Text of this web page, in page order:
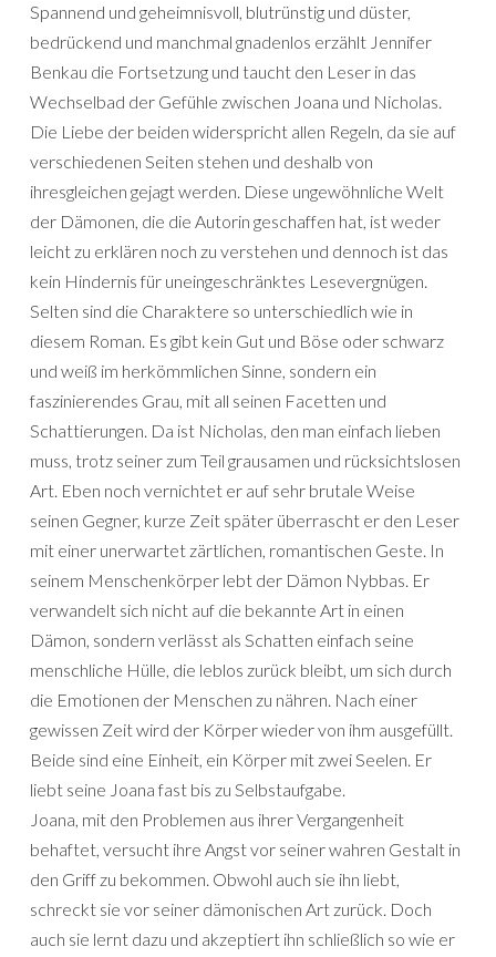
Spannend und geheimnisvoll, blutrünstig und düster,
bedrückend und manchmal gnadenlos erzählt Jennifer
Benkau die Fortsetzung und taucht den Leser in das
Wechselbad der Gefühle zwischen Joana und Nicholas.
Die Liebe der beiden widerspricht allen Regeln, da sie auf
verschiedenen Seiten stehen und deshalb von
ihresgleichen gejagt werden. Diese ungewöhnliche Welt
der Dämonen, die die Autorin geschaffen hat, ist weder
leicht zu erklären noch zu verstehen und dennoch ist das
kein Hindernis für uneingeschränktes Lesevergnügen.
Selten sind die Charaktere so unterschiedlich wie in
diesem Roman. Es gibt kein Gut und Böse oder schwarz
und weiß im herkömmlichen Sinne, sondern ein
faszinierendes Grau, mit all seinen Facetten und
Schattierungen. Da ist Nicholas, den man einfach lieben
muss, trotz seiner zum Teil grausamen und rücksichtslosen
Art. Eben noch vernichtet er auf sehr brutale Weise
seinen Gegner, kurze Zeit später überrascht er den Leser
mit einer unerwartet zärtlichen, romantischen Geste. In
seinem Menschenkörper lebt der Dämon Nybbas. Er
verwandelt sich nicht auf die bekannte Art in einen
Dämon, sondern verlässt als Schatten einfach seine
menschliche Hülle, die leblos zurück bleibt, um sich durch
die Emotionen der Menschen zu nähren. Nach einer
gewissen Zeit wird der Körper wieder von ihm ausgefüllt.
Beide sind eine Einheit, ein Körper mit zwei Seelen. Er
liebt seine Joana fast bis zu Selbstaufgabe.
Joana, mit den Problemen aus ihrer Vergangenheit
behaftet, versucht ihre Angst vor seiner wahren Gestalt in
den Griff zu bekommen. Obwohl auch sie ihn liebt,
schreckt sie vor seiner dämonischen Art zurück. Doch
auch sie lernt dazu und akzeptiert ihn schließlich so wie er